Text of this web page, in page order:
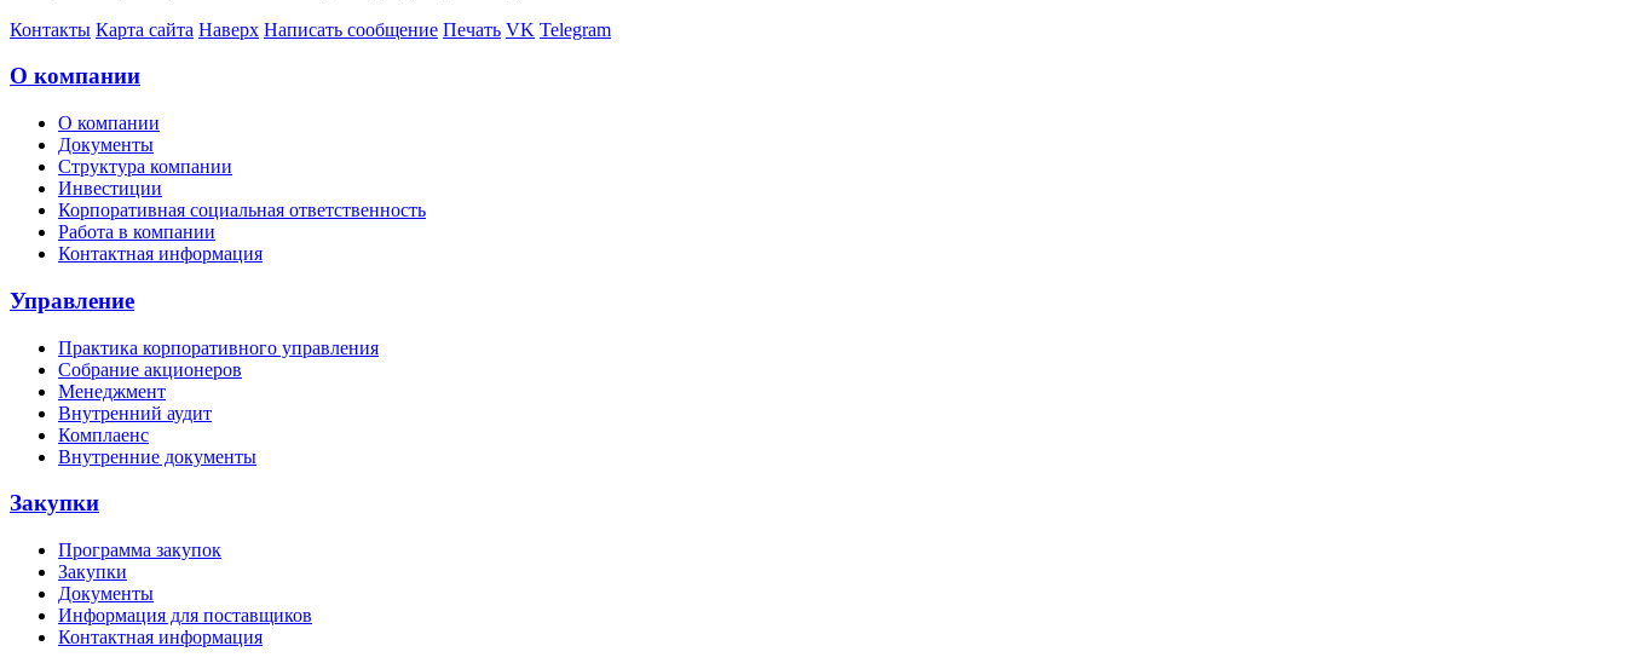
Контакты Карта сайта Наверх Написать сообщение Печать VK Telegram
О компании
О компании
Документы
Структура компании
Инвестиции
Корпоративная социальная ответственность
Работа в компании
Контактная информация
Управление
Практика корпоративного управления
Собрание акционеров
Менеджмент
Внутренний аудит
Комплаенс
Внутренние документы
Закупки
Программа закупок
Закупки
Документы
Информация для поставщиков
Контактная информация